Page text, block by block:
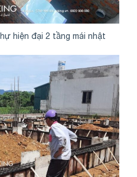
hiện đại 2 tầng mái nhật